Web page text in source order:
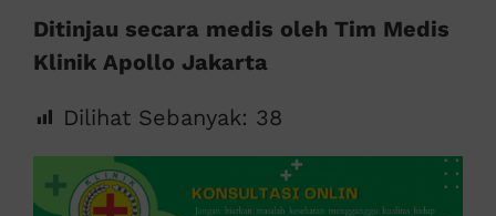
Ditinjau secara medis oleh Tim Medis
Klinik Apollo Jakarta
Dilihat Sebanyak: 38